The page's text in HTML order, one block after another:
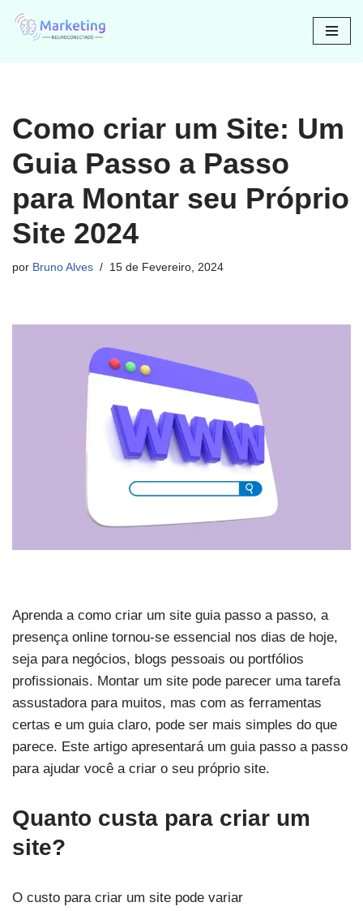
Avançar
Como criar um Site: Um
Guia Passo a Passo
para Montar seu Próprio
Site 2024
por Bruno Alves 15 de Fevereiro, 2024
Aprenda a como criar um site guia passo a passo, a
presença online tornou-se essencial nos dias de hoje,
seja para negócios, blogs pessoais ou portfólios
profissionais. Montar um site pode parecer uma tarefa
assustadora para muitos, mas com as ferramentas
certas e um guia claro, pode ser mais simples do que
parece. Este artigo apresentará um guia passo a passo
para ajudar você a criar o seu próprio site.
Quanto custa para criar um
site?
O custo para criar um site pode variar